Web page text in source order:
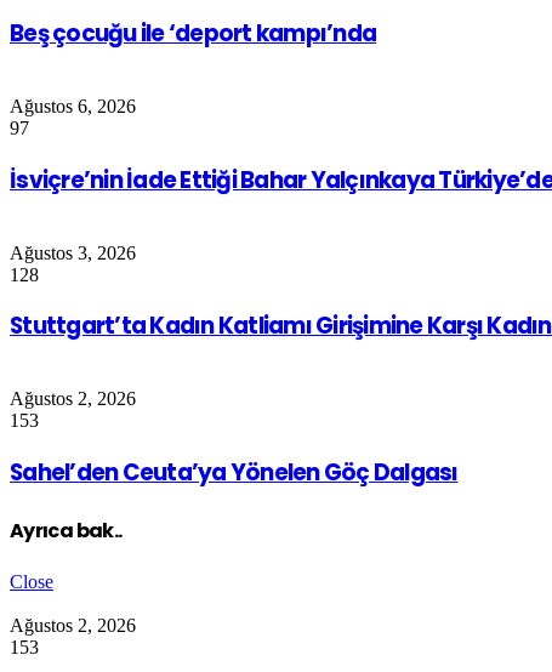
Beş çocuğu ile ‘deport kampı’nda
Ağustos 6, 2026
97
İsviçre’nin İade Ettiği Bahar Yalçınkaya
Ağustos 3, 2026
128
Stuttgart’ta Kadın Katliamı Girişimine Karşı
Ağustos 2, 2026
153
Sahel’den Ceuta’ya Yönelen Göç Dalgası
Ayrıca bak..
Close
Ağustos 2, 2026
153